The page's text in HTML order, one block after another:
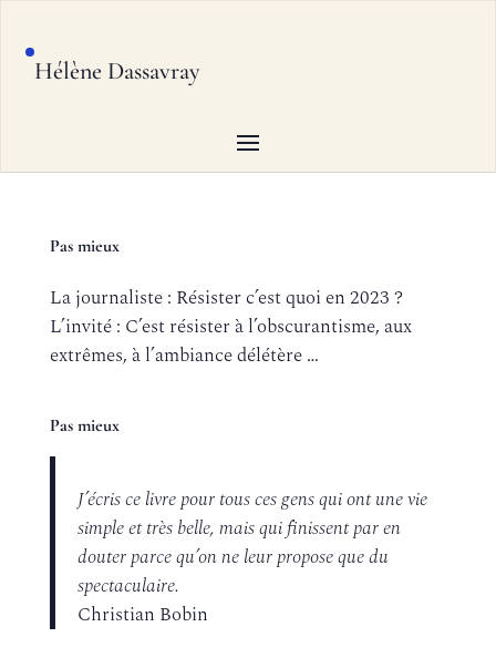
Hélène Dassavray
Pas mieux
La journaliste : Résister c’est quoi en 2023 ?
L’invité : C’est résister à l’obscurantisme, aux
extrêmes, à l’ambiance délétère …
Pas mieux
J’écris ce livre pour tous ces gens qui ont une vie
simple et très belle, mais qui finissent par en
douter parce qu’on ne leur propose que du
spectaculaire.
Christian Bobin